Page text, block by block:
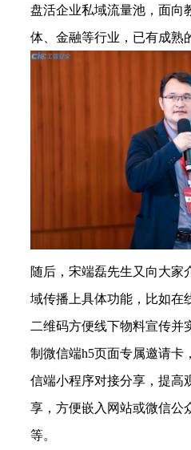
盘活企业私域流量池，面向
体、金融等行业，已有成熟
随后，宋端磊先生又向大家
域传播上具体功能，比如在
二维码方便线下物料宣传并
制微信端h5页面专属邀请卡
信端小程序对接分享，提高
享，方便嵌入网站或微信公
等。